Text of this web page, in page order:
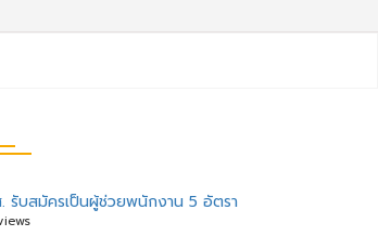
รับสมัครเป็นผู้ช่วยพนักงาน 5 อัตรา